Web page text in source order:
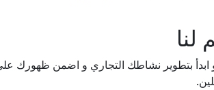
لنا
ابدأ بتطوير نشاطك التجاري و اضمن